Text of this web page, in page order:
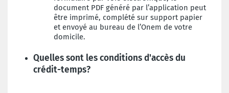
document PDF généré par l’application peut
être imprimé, complété sur support papier
et envoyé au bureau de l’Onem de votre
domicile.
Quelles sont les conditions d'accès du
crédit-temps?